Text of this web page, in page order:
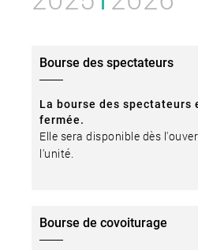
Bourse des spectateurs
La bourse des spectateurs
fermée.
Elle sera disponible dès
l'unité.
Bourse de covoiturage